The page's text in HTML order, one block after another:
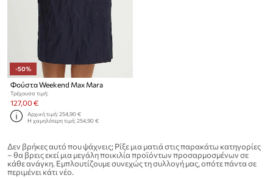
-50%
Φούστα Weekend Max Mara
Τρέχουσα τιμή:
127,00 €
Αρχική τιμή:254,90 €
Η χαμηλότερη τιμή:254,90 €
Δεν βρήκες αυτό που ψάχνεις; Ρίξε μια ματιά στις παρακάτω κατηγορίες
– θα βρεις εκεί μια μεγάλη ποικιλία προϊόντων προσαρμοσμένων σε
κάθε ανάγκη. Εμπλουτίζουμε συνεχώς τη συλλογή μας, οπότε πάντα σε
περιμένει κάτι νέο.